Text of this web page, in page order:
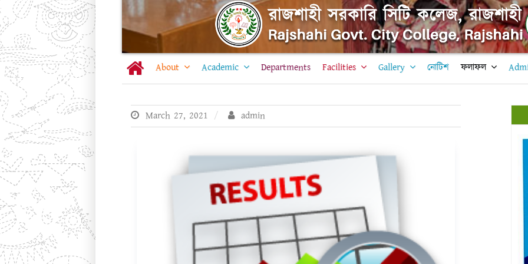
About Academic Departments Facilities Gallery নোটিশ ফলাফল
March 27, 2021 admin